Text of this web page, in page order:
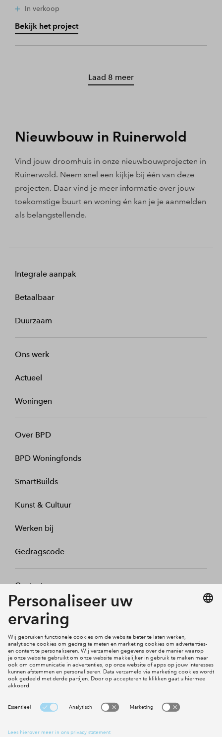
In verkoop
Bekijk het project
Laad 8 meer
Nieuwbouw in Ruinerwold
Vind jouw droomhuis in onze nieuwbouwprojecten in
Ruinerwold. Neem snel een kijkje bij één van deze
projecten. Daar vind je meer informatie over jouw
toekomstige buurt en woning én kan je je aanmelden
als belangstellende.
Integrale aanpak
Betaalbaar
Duurzaam
Ons werk
Actueel
Woningen
Over BPD
BPD Woningfonds
SmartBuilds
Kunst & Cultuur
Werken bij
Gedragscode
Contact
Mijn profiel
Social Media
Cookies